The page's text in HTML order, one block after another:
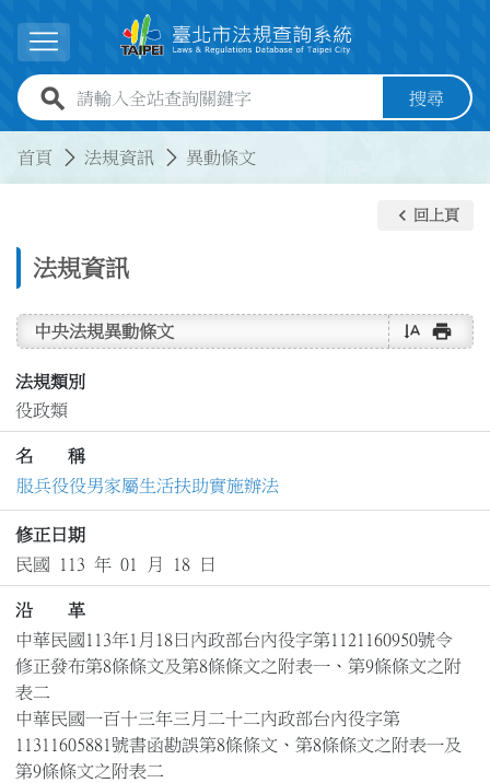
展開選單
全站查詢關鍵字欄位 搜尋
首頁 法規資訊 異動條文
法規資訊
keyboard_arrow_left 回上頁
中央法規異動條文 text_rotate_vertical print
法規類別
役政類
名 稱
服兵役役男家屬生活扶助實施辦法
修正日期
民國 113 年 01 月 18 日
沿 革
中華民國113年1月18日內政部台內役字第1121160950號令
修正發布第8條條文及第8條條文之附表一、第9條條文之附
表二
中華民國一百十三年三月二十二內政部台內役字第
11311605881號書函勘誤第8條條文、第8條條文之附表一及
第9條條文之附表二